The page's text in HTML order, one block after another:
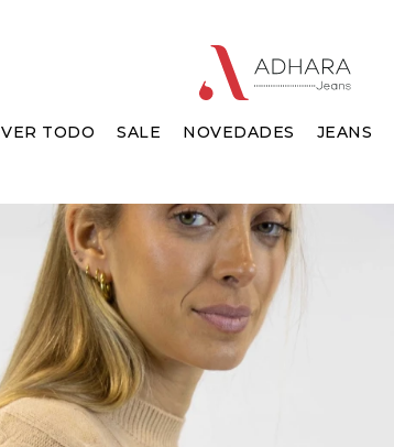
VER TODO SALE NOVEDADES JEANS